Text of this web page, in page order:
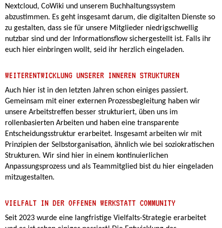
Nextcloud, CoWiki und unserem Buchhaltungssystem
abzustimmen. Es geht insgesamt darum, die digitalten Dienste so
zu gestalten, dass sie für unsere Mitglieder niedrigschwellig
nutzbar sind und der Informationsflow sichergestellt ist. Falls ihr
euch hier einbringen wollt, seid ihr herzlich eingeladen.
WEITERENTWICKLUNG UNSERER INNEREN STRUKTUREN
Auch hier ist in den letzten Jahren schon einiges passiert.
Gemeinsam mit einer externen Prozessbegleitung haben wir
unsere Arbeitstreffen besser strukturiert, üben uns im
rollenbasierten Arbeiten und haben eine transparente
Entscheidungsstruktur erarbeitet. Insgesamt arbeiten wir mit
Prinzipien der Selbstorganisation, ähnlich wie bei soziokratischen
Strukturen. Wir sind hier in einem kontinuierlichen
Anpassungsprozess und als Teammitglied bist du hier eingeladen
mitzugestalten.
VIELFALT IN DER OFFENEN WERKSTATT COMMUNITY
Seit 2023 wurde eine langfristige Vielfalts-Strategie erarbeitet